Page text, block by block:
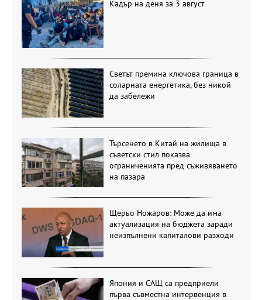
Кадър на деня за 3 август
Светът премина ключова граница в
соларната енергетика, без никой
да забележи
Търсенето в Китай на жилища в
съветски стил показва
ограниченията пред съживяването
на пазара
Щерьо Ножаров: Може да има
актуализация на бюджета заради
неизпълнени капиталови разходи
Япония и САЩ са предприели
първа съвместна интервенция в